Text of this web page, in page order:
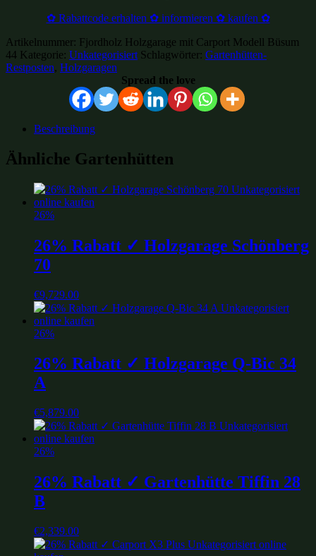
✿ Rabattcode erhalten ✿ informieren ✿ kaufen ✿
Artikelnummer: Fjordholz Holzgarage mit Carport Modell Büsum
44 Kategorie: Unkategorisiert Schlagwörter: Gartenhütten-
Restposten, Holzgaragen
Spread the love
Beschreibung
Ähnliche Gartenhütten
26%
26% Rabatt ✓ Holzgarage Schönberg
70
€9,729.00
26%
26% Rabatt ✓ Holzgarage Q-Bic 34
A
€5,879.00
26%
26% Rabatt ✓ Gartenhütte Tiffin 28
B
€2,339.00